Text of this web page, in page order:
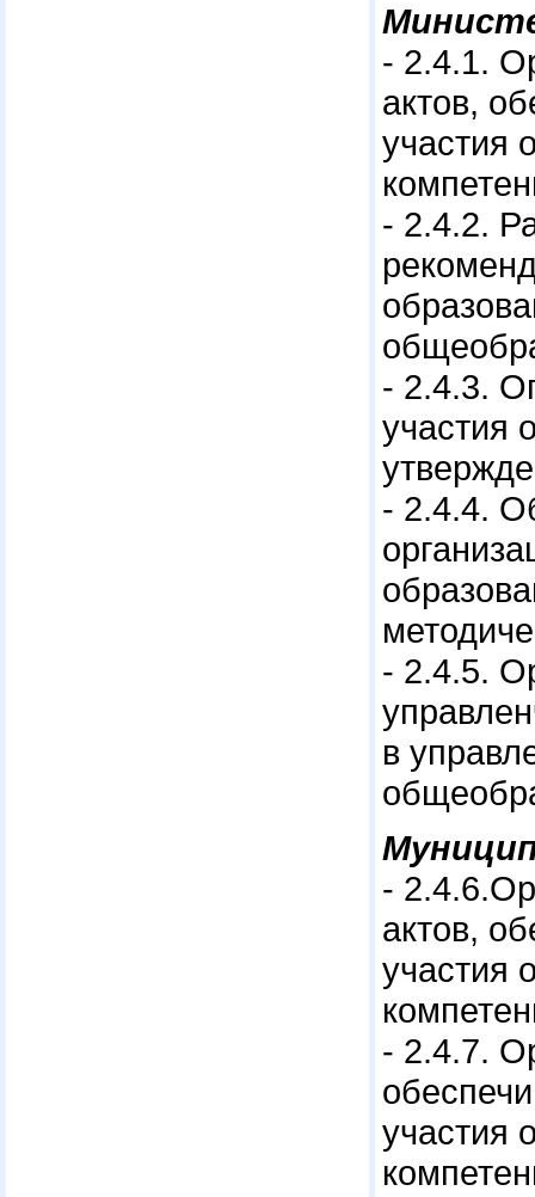
- 2.4.1.
актов,
участия
- 2.4.2.
- 2.4.3.
участия
- 2.4.4.
- 2.4.5.
в
-
актов,
участия
- 2.4.7.
участия